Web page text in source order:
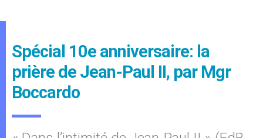
Spécial 10e anniversaire: la
prière de Jean-Paul II, par Mgr
Boccardo